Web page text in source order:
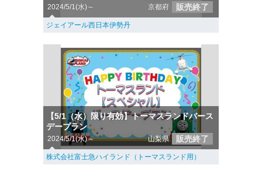
2024/5/1(水)～ 京都府 販売終了
ジェイアール西日本伊勢丹
【5/1（水）限り有効】トーマスランドバース
デープラン
2024/5/1(水)～ 山梨県 販売終了
株式会社富士急ハイランド（トーマスランド用）